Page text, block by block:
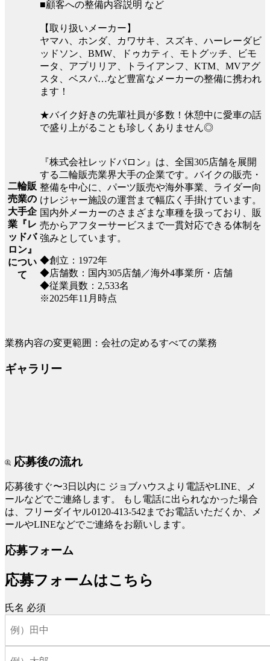
■顧客への整備内容説明 など
【取り扱いメーカー】
ヤマハ、ホンダ、カワサキ、スズキ、ハーレーダビ
ッドソン、BMW、ドゥカティ、モトグッチ、ビモ
ータ、アプリリア、トライアンフ、KTM、MVアグ
スタ、ベスパ…など豊富なメーカーの整備に携われ
ます！
★バイク好きの先輩社員が多数！休憩中に愛車の話
で盛り上がることも珍しくありません◎
二輪販
売業の
大手企
業『レ
ッドバ
ロン』
につい
て
『株式会社レッドバロン』は、全国305店舗を展開
する二輪販売業界大手の企業です。バイクの販売・
整備を中心に、パーツ販売や海外事業、ライダー向
けレジャー施設の運営まで幅広く手掛けています。
国内外メーカーのさまざまな車種を扱っており、販
売からアフターサービスまで一貫対応できる体制を
強みとしています。
◆創立：1972年
◆店舗数：国内305店舗／海外4事業所・店舗
◆従業員数：2,533名
※2025年11月時点
業務内容の変更範囲：会社の定めるすべての業務
ギャラリー
応募後の流れ
応募後すぐ〜3日以内に ジョブハウスより電話やLINE、メ
ールなどでご連絡します。
もし電話に出られなかった場合
は、フリーダイヤル0120-413-542までお電話いただくか、メ
ールやLINEなどでご連絡をお願いします。
応募フォーム
応募フォームはこちら
氏名 必須